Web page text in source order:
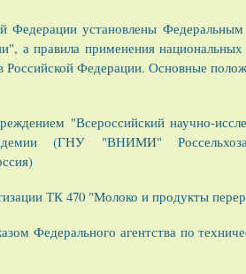
Федерации установлены
а правила применения национальных
Федерации. Основные
"Всероссийский научно-
(ГНУ "ВНИМИ"
ТК 470 "Молоко и продукты
агентства по